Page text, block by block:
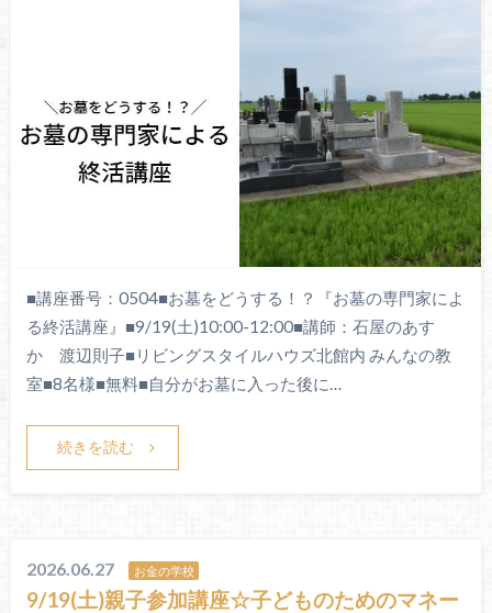
■講座番号：0504■お墓をどうする！？『お墓の専門家によ
る終活講座』■9/19(土)10:00-12:00■講師：石屋のあす
か 渡辺則子■リビングスタイルハウズ北館内 みんなの教
室■8名様■無料■自分がお墓に入った後に…
続きを読む
2026.06.27 お金の学校
9/19(土)親子参加講座☆子どものためのマネー